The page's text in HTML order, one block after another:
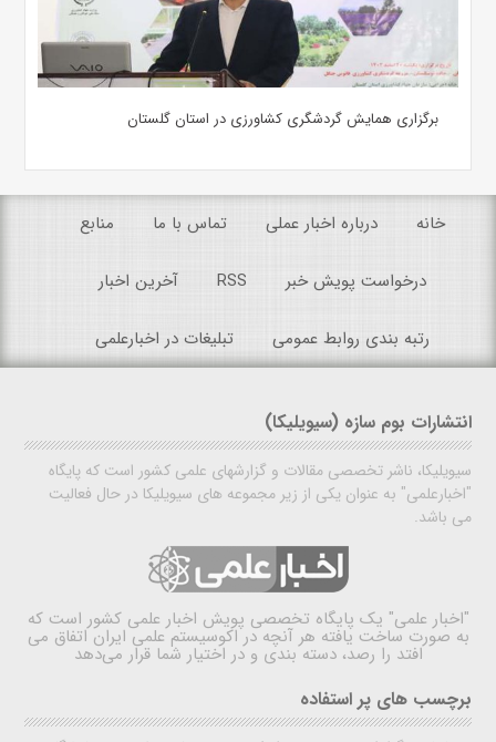
برگزاری همایش گردشگری کشاورزی در استان گلستان
خانه درباره اخبار عملی تماس با ما منابع
درخواست پویش خبر RSS آخرین اخبار
رتبه بندی روابط عمومی تبلیغات در اخبارعلمی
انتشارات بوم سازه (سیویلیکا)
سیویلیکا، ناشر تخصصی مقالات و گزارشهای علمی کشور است که پایگاه
"اخبارعلمی" به عنوان یکی از زیر مجموعه های سیویلیکا در حال فعالیت
می باشد.
"اخبار علمی" یک پایگاه تخصصی پویش اخبار علمی کشور است که
به صورت ساخت یافته هر آنچه در اکوسیستم علمی ایران اتفاق می
افتد را رصد، دسته بندی و در اختیار شما قرار می‌دهد
برچسب های پر استفاده